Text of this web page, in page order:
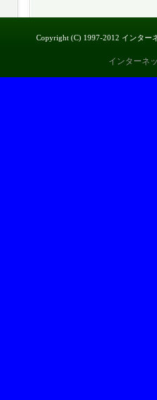
Copyright (C) 1997-2012 インター
インターネ